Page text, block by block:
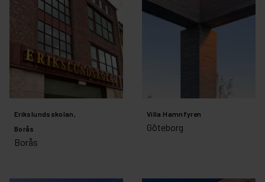
Erikslundsskolan,
Borås
Borås
Villa Hamnfyren
Göteborg